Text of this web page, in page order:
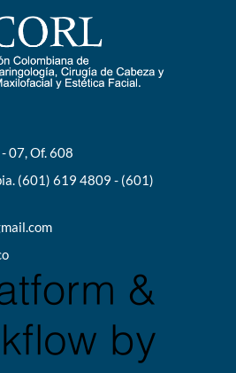
07, Of. 608
(601) 619 4809 - (601)